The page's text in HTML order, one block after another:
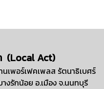
(Local Act)
เพอร์เฟคเพลส รัตนาธิเบศร์
งรักน้อย อ.เมือง จ.นนทบุรี